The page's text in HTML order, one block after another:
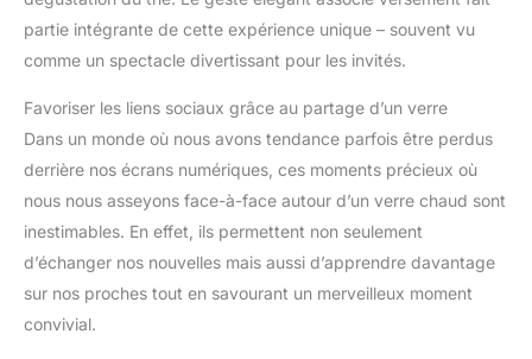
partie intégrante de cette expérience unique – souvent vu
comme un spectacle divertissant pour les invités.
Favoriser les liens sociaux grâce au partage d’un verre
Dans un monde où nous avons tendance parfois être perdus
derrière nos écrans numériques, ces moments précieux où
nous nous asseyons face-à-face autour d’un verre chaud sont
inestimables. En effet, ils permettent non seulement
d’échanger nos nouvelles mais aussi d’apprendre davantage
sur nos proches tout en savourant un merveilleux moment
convivial.